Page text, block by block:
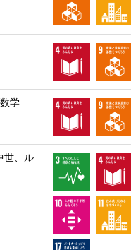
学
世、ル